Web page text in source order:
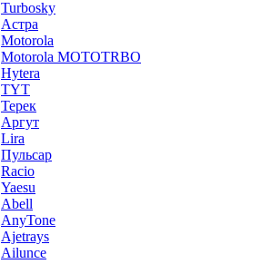
Turbosky
Астра
Motorola
Motorola MOTOTRBO
Hytera
TYT
Терек
Аргут
Lira
Пульсар
Racio
Yaesu
Abell
AnyTone
Ajetrays
Ailunce